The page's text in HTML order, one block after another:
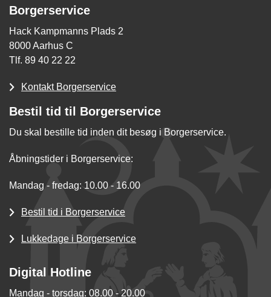
Borgerservice
Hack Kampmanns Plads 2
8000 Aarhus C
Tlf. 89 40 22 22
Kontakt Borgerservice
Bestil tid til Borgerservice
Du skal bestille tid inden dit besøg i Borgerservice.
Åbningstider i Borgerservice:
Mandag - fredag: 10.00 - 16.00
Bestil tid i Borgerservice
Lukkedage i Borgerservice
Digital Hotline
Mandag - torsdag: 08.00 - 20.00